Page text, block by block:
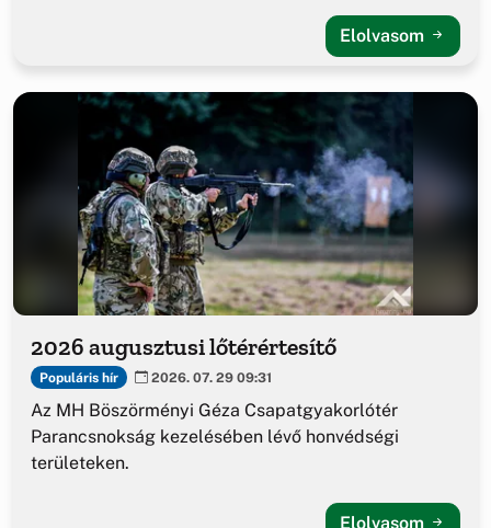
Elolvasom
2026 augusztusi lőtérértesítő
Populáris hír 2026. 07. 29 09:31
Az MH Böszörményi Géza Csapatgyakorlótér
Parancsnokság kezelésében lévő honvédségi
területeken.
Elolvasom